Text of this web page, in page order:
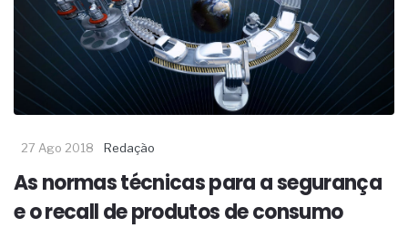
27 Ago 2018 Redação
As normas técnicas para a segurança
e o recall de produtos de consumo